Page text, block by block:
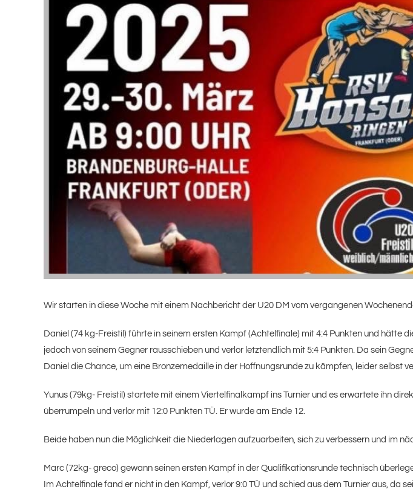
Wir starten in diese Woche mit einem Nachbericht der U20 DM vom vergangenen
Daniel (74 kg-Freistil) führte in seinem ersten Kampf (Achtelfinale) mit 4:4 Punkten und hätte
jedoch von seinem Gegner rausschieben und verlor letztendlich mit 5:4 Punkten. Da sein
Daniel die Chance, um eine Bronzemedaille in der Hoffnungsrunde zu kämpfen, leider selbst
Yunus (79kg- Freistil) startete mit einem Viertelfinalkampf ins Turnier und es erwartete ihn
überrumpeln und verlor mit 12:0 Punkten TÜ. Er wurde am Ende 12.
Beide haben nun die Möglichkeit die Niederlagen aufzuarbeiten, sich zu verbessern und im
Marc (72kg- greco) gewann seinen ersten Kampf in der Qualifikationsrunde technisch
Im Achtelfinale fand er nicht in den Kampf, verlor 9:0 TÜ und schied aus dem Turnier aus,